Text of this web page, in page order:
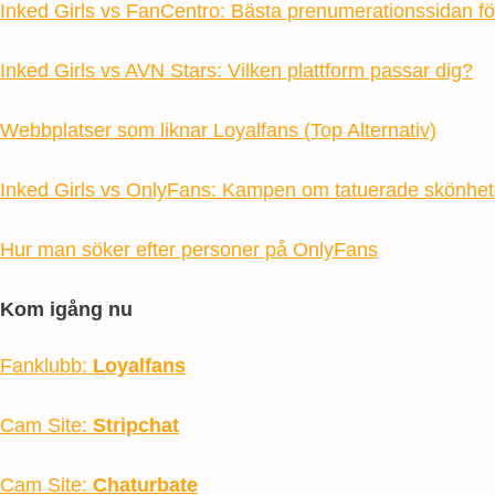
Inked Girls vs FanCentro: Bästa prenumerationssidan
Inked Girls vs AVN Stars: Vilken plattform passar dig?
Webbplatser som liknar Loyalfans (Top Alternativ)
Inked Girls vs OnlyFans: Kampen om tatuerade
Hur man söker efter personer på OnlyFans
Kom igång nu
Fanklubb: Loyalfans
Cam Site: Stripchat
Cam Site: Chaturbate